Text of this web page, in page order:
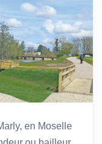
en Moselle